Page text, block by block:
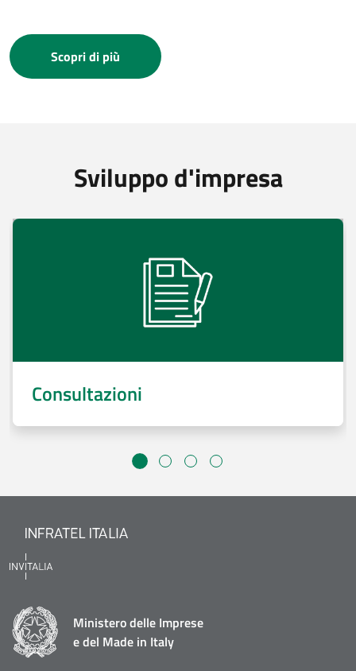
Scopri di più
Sviluppo d'impresa
Consultazioni
Ministero delle Imprese
e del Made in Italy